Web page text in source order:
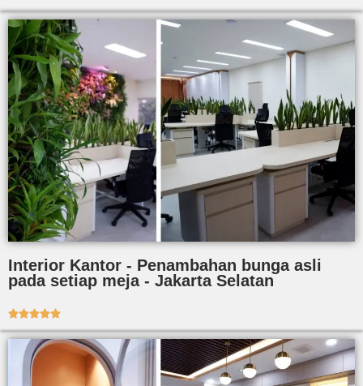
Interior Kantor - Penambahan bunga asli
pada setiap meja - Jakarta Selatan
